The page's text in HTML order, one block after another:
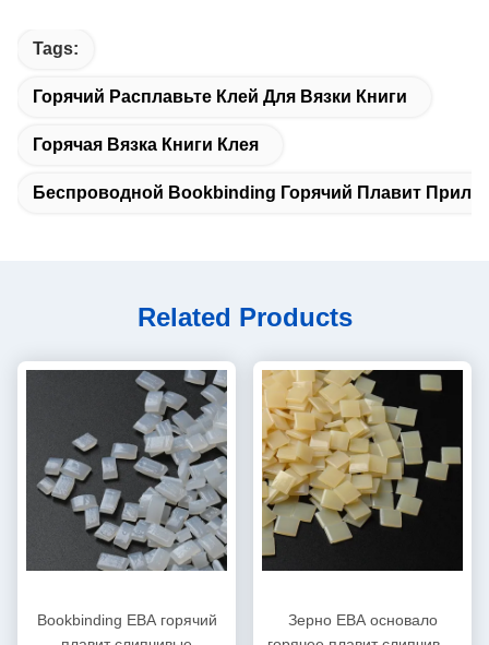
Tags:
Горячий Расплавьте Клей Для Вязки Книги
Горячая Вязка Книги Клея
Беспроводной Bookbinding Горячий Плавит
Related Products
Bookbinding ЕВА горячий
Зерно ЕВА основало